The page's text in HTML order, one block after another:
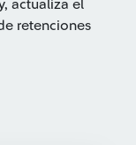
actualiza el
retenciones